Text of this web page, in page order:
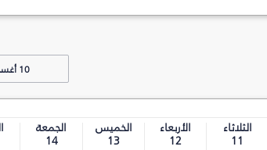
10 أغسطس
الثلاثاء
11
الأربعاء
12
الخميس
13
الجمعة
14